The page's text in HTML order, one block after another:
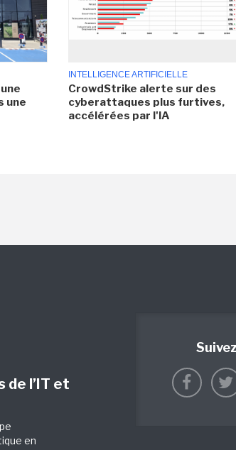
une
INTELLIGENCE ARTIFICIELLE
CrowdStrike alerte sur des
cyberattaques plus furtives,
accélérées par l'IA
l’IT et
en